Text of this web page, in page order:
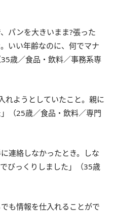
パンを大きいまま?張った
いい年齢なのに、何でマナ
歳／食品・飲料／事務系専
れようとしていたこと。親に
（25歳／食品・飲料／専門
連絡しなかったとき。しな
びっくりしました」（35歳
も情報を仕入れることがで